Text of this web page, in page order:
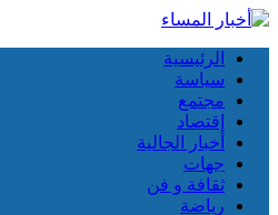
الرئيسية
سياسة
مجتمع
إقتصاد
أخبار الجالية
جهات
ثقافة و فن
رياضة